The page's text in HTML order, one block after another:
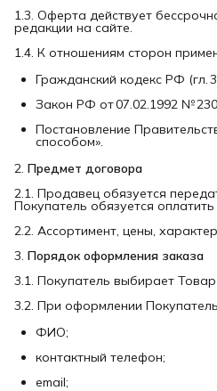
1.3. Оферта действует
редакции на сайте.
1.4. К отношениям сторон
Гражданский кодекс РФ (гл.
Закон РФ от 07.02.1992 №
Постановление
способом».
2. Предмет договора
2.1. Продавец обязуется
Покупатель обязуется
2.2. Ассортимент, цены,
3. Порядок оформления заказа
3.1. Покупатель выбирает
3.2. При оформлении
ФИО;
контактный телефон;
email;